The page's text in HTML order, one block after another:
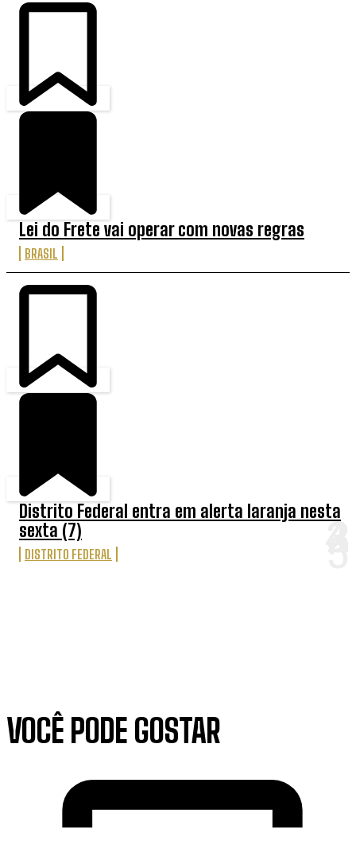
Lei do Frete vai operar com novas regras
BRASIL
Distrito Federal entra em alerta laranja nesta
sexta (7)
DISTRITO FEDERAL
VOCÊ PODE GOSTAR